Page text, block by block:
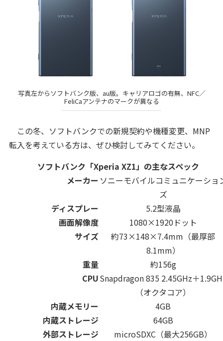
写真左からソフトバンク版、au版。キャリアロゴの有無、NFC／
FeliCaアンテナのマークが異なる
この冬、ソフトバンクでの新規契約や機種変更、MNP
転入を考えている方は、ぜひ検討してみてください。
ソフトバンク「Xperia XZ1」の主なスペック
メーカー ソニーモバイルコミュニケーショ
ズ
ディスプレー
5.2型液晶
画面解像度
1080×1920ドット
サイズ
約73×148×7.4mm（最厚部
8.1mm）
重量
約156g
CPUSnapdragon 835 2.45GHz＋
（オクタコア）
内蔵メモリー
4GB
内蔵ストレージ
64GB
外部ストレージ
microSDXC（最大256GB）